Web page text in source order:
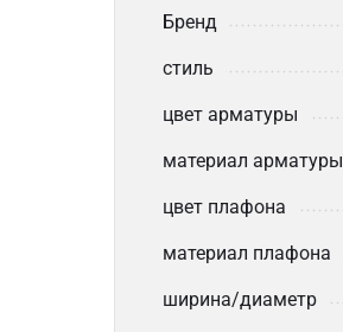
Бренд
стиль
цвет арматуры
материал арматуры
цвет плафона
материал плафона
ширина/диаметр